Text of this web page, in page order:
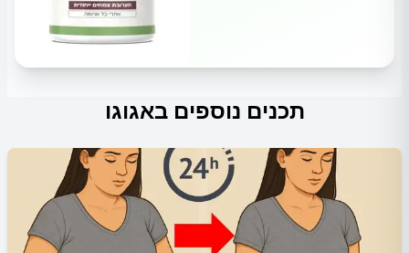
תכנים נוספים באגוגו